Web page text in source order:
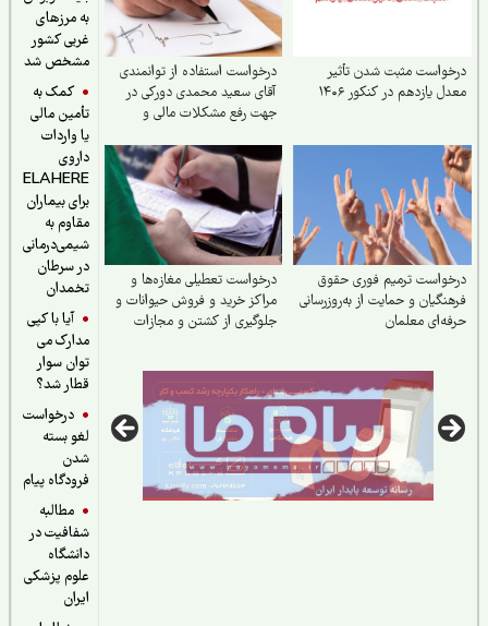
به مرزهای
غربی کشور
مشخص شد
کمک به
تأمین مالی
یا واردات
داروی
ELAHERE
برای بیماران
مقاوم به
شیمی‌درمانی
در سرطان
تخمدان
آیا با کپی
مدارک می
توان سوار
قطار شد؟
درخواست
لغو بسته
فرودگاه پیام
مطالبه
شفافیت در
دانشگاه
علوم پزشکی
مثبت شدن تأثیر
یازدهم در کنکور ۱۴۰۶
درخواست استفاده از توانمندی
آقای سعید محمدی دورکی در
جهت رفع مشکلات مالی و
ترمیم فوری حقوق
و حمایت از به‌روزرسانی
معلمان
درخواست تعطیلی مغازه‌ها و
مراکز خرید و فروش حیوانات و
جلوگیری از کشتن و مجازات